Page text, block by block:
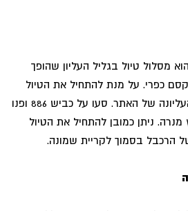
מסלול טיול בגליל העליון שהופך
כפרי. על מנת להתחיל את הטיול
עליכם להגיע אל הכניסה העליונה של האתר. סעו על כביש 886 ופנו
מנרה. ניתן כמובן להתחיל את הטיול
הרכבל בסמוך לקריית שמונה.